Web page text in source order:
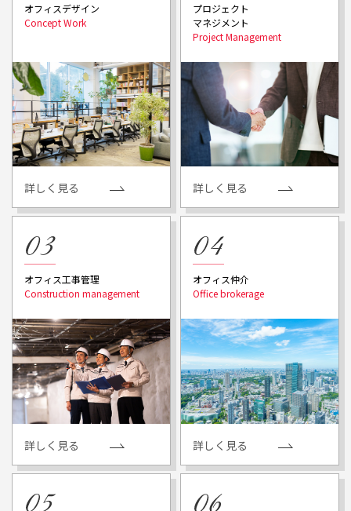
オフィスデザイン
詳しく見る
プロジェクト
マネジメント
詳しく見る
オフィス工事管理
詳しく見る
オフィス仲介
詳しく見る